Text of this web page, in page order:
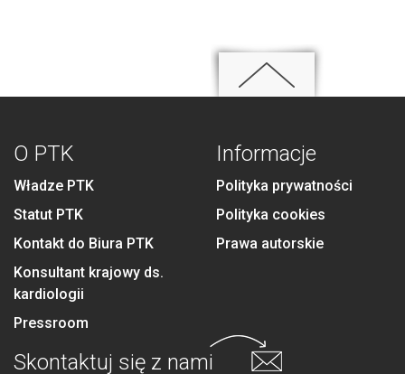
O PTK
Władze PTK
Statut PTK
Kontakt do Biura PTK
Konsultant krajowy ds.
kardiologii
Pressroom
Informacje
Polityka prywatności
Polityka cookies
Prawa autorskie
Skontaktuj się z nami